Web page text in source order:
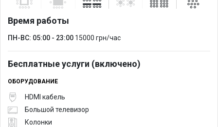
– комплиментарный базовый Wi-Fi;
– до 10 бесплатных парковочных мест;
– клининг-подготовка перед сдачей помещения;
Время работы
ПН-ВС: 05:00 - 23:00 15000 грн/час
Бесплатные услуги (включено)
ОБОРУДОВАНИЕ
HDMI кабель
Большой телевизор
Колонки